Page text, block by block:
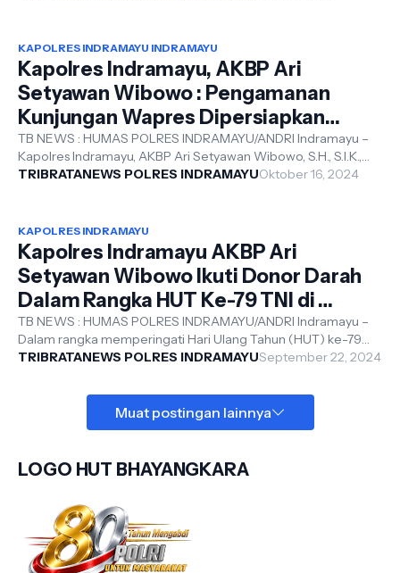
KAPOLRES INDRAMAYU INDRAMAYU
Kapolres Indramayu, AKBP Ari
Setyawan Wibowo : Pengamanan
Kunjungan Wapres Dipersiapkan
Dengan Matang
TB NEWS : HUMAS POLRES INDRAMAYU/ANDRI Indramayu –
Kapolres Indramayu, AKBP Ari Setyawan Wibowo, S.H., S.I.K.,
M.H., bersama Dandim 0616/Ind...
TRIBRATANEWS POLRES INDRAMAYUOktober 16, 2024
KAPOLRES INDRAMAYU
Kapolres Indramayu AKBP Ari
Setyawan Wibowo Ikuti Donor Darah
Dalam Rangka HUT Ke-79 TNI di
Makodim 0616 Indramayu
TB NEWS : HUMAS POLRES INDRAMAYU/ANDRI Indramayu –
Dalam rangka memperingati Hari Ulang Tahun (HUT) ke-79
TNI tahun 2024, Kapolres Indramayu...
TRIBRATANEWS POLRES INDRAMAYUSeptember 22, 2024
Muat postingan lainnya
LOGO HUT BHAYANGKARA